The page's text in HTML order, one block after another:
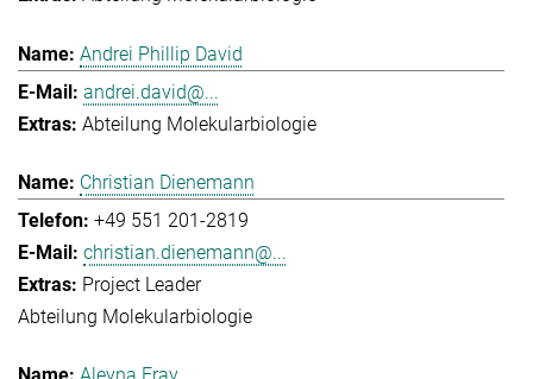
Andrei Phillip David
andrei.david@...
Abteilung Molekularbiologie
Christian Dienemann
+49 551 201-2819
christian.dienemann@...
Project Leader
Abteilung Molekularbiologie